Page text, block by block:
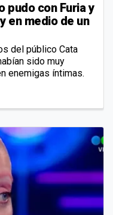
pudo con Furia y
en medio de un
del público Cata
sido muy
enemigas íntimas.